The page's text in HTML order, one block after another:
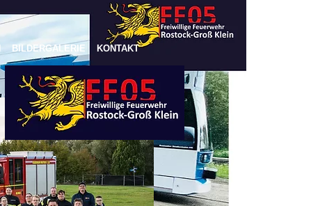
BILDERGALERIE KONTAKT